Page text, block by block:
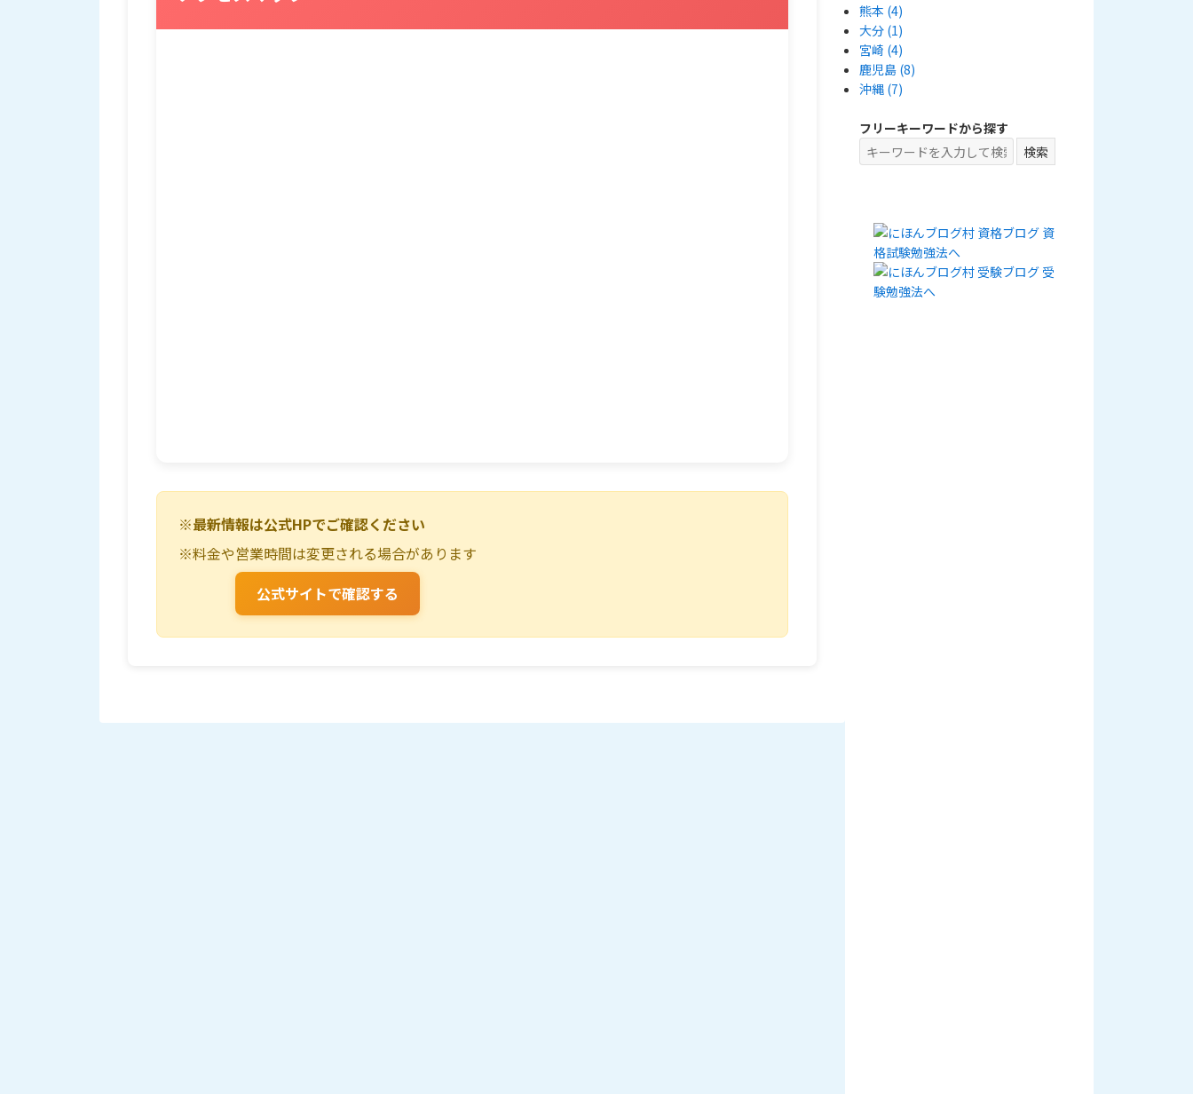
※最新情報は公式HPでご確認ください
※料金や営業時間は変更される場合があります
公式サイトで確認する
熊本 (4)
大分 (1)
宮崎 (4)
鹿児島 (8)
沖縄 (7)
フリーキーワードから探す